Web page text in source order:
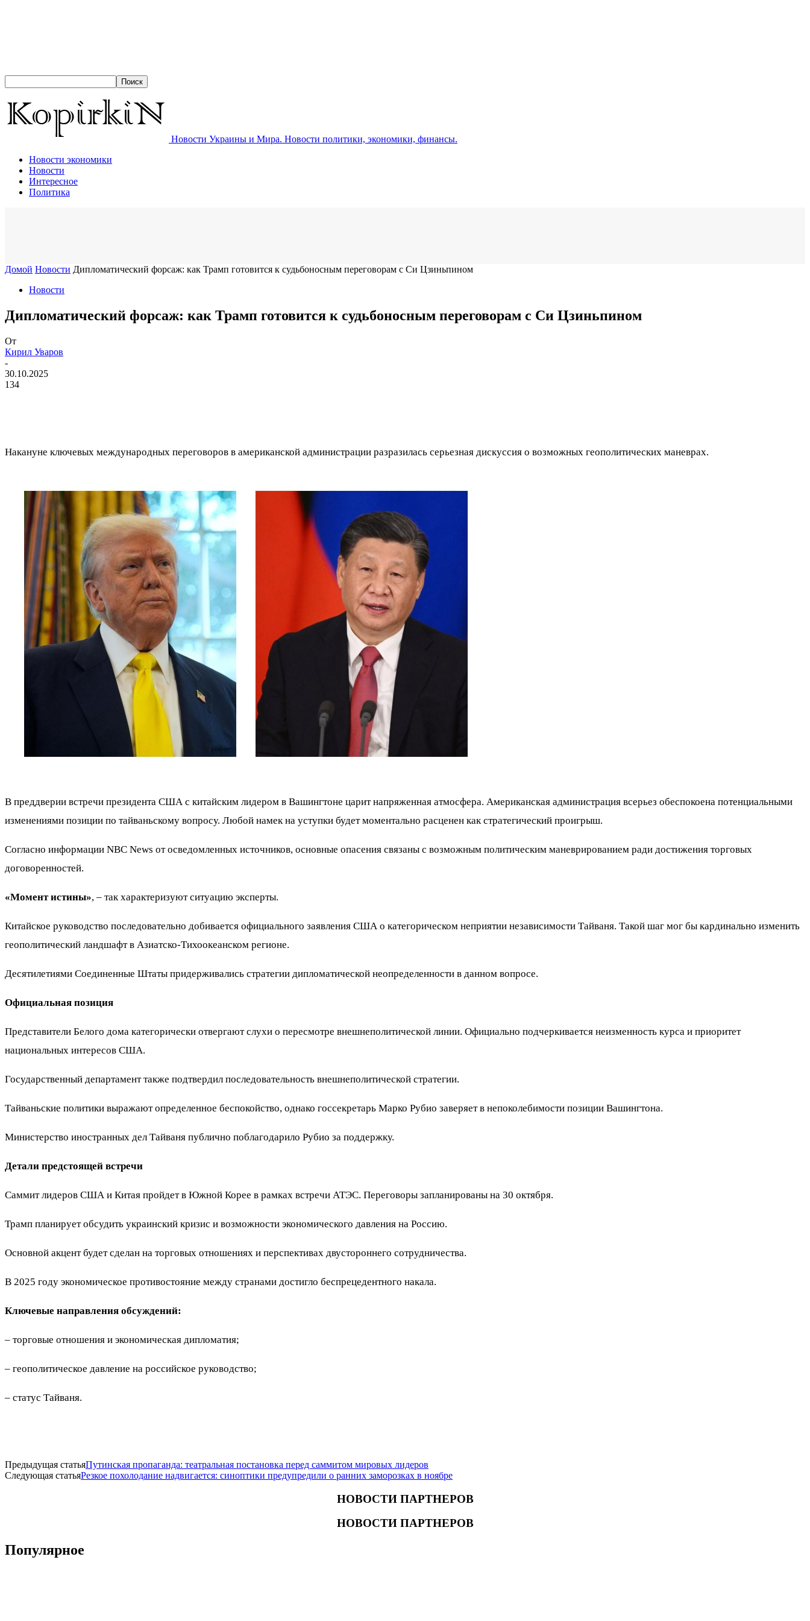
Новости Украины и Мира. Новости политики, экономики, финансы.
Новости экономики
Новости
Интересное
Политика
Домой Новости Дипломатический форсаж: как Трамп готовится к судьбоносным переговорам с Си Цзиньпином
Новости
Дипломатический форсаж: как Трамп готовится к судьбоносным переговорам с Си Цзиньпином
От
Кирил Уваров
-
30.10.2025
134
Накануне ключевых международных переговоров в американской администрации разразилась серьезная дискуссия о возможных геополитических маневрах.
В преддверии встречи президента США с китайским лидером в Вашингтоне царит напряженная атмосфера. Американская администрация всерьез обеспокоена потенциальными
изменениями позиции по тайваньскому вопросу. Любой намек на уступки будет моментально расценен как стратегический проигрыш.
Согласно информации NBC News от осведомленных источников, основные опасения связаны с возможным политическим маневрированием ради достижения торговых
договоренностей.
«Момент истины», – так характеризуют ситуацию эксперты.
Китайское руководство последовательно добивается официального заявления США о категорическом неприятии независимости Тайваня. Такой шаг мог бы кардинально изменить
геополитический ландшафт в Азиатско-Тихоокеанском регионе.
Десятилетиями Соединенные Штаты придерживались стратегии дипломатической неопределенности в данном вопросе.
Официальная позиция
Представители Белого дома категорически отвергают слухи о пересмотре внешнеполитической линии. Официально подчеркивается неизменность курса и приоритет
национальных интересов США.
Государственный департамент также подтвердил последовательность внешнеполитической стратегии.
Тайваньские политики выражают определенное беспокойство, однако госсекретарь Марко Рубио заверяет в непоколебимости позиции Вашингтона.
Министерство иностранных дел Тайваня публично поблагодарило Рубио за поддержку.
Детали предстоящей встречи
Саммит лидеров США и Китая пройдет в Южной Корее в рамках встречи АТЭС. Переговоры запланированы на 30 октября.
Трамп планирует обсудить украинский кризис и возможности экономического давления на Россию.
Основной акцент будет сделан на торговых отношениях и перспективах двустороннего сотрудничества.
В 2025 году экономическое противостояние между странами достигло беспрецедентного накала.
Ключевые направления обсуждений:
– торговые отношения и экономическая дипломатия;
– геополитическое давление на российское руководство;
– статус Тайваня.
Предыдущая статьяПутинская пропаганда: театральная постановка перед саммитом мировых лидеров
Следующая статьяРезкое похолодание надвигается: синоптики предупредили о ранних заморозках в ноябре
НОВОСТИ ПАРТНЕРОВ
НОВОСТИ ПАРТНЕРОВ
Популярное